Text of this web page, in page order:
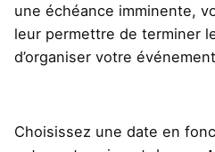
une échéance imminente,
leur permettre de terminer
d’organiser votre
Choisissez une date en